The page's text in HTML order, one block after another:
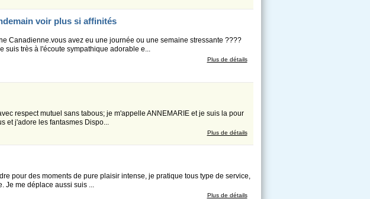
voir plus si affinités
Canadienne.vous avez eu une journée ou une semaine stressante ????
suis très à l'écoute sympathique adorable e...
Plus de détails
respect mutuel sans tabous; je m'appelle ANNEMARIE et je suis la pour
et j'adore les fantasmes Dispo...
Plus de détails
pour des moments de pure plaisir intense, je pratique tous type de service,
Je me déplace aussi suis ...
Plus de détails